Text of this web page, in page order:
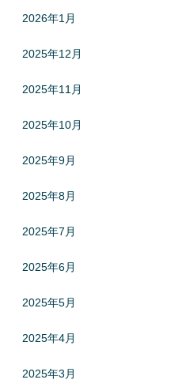
2026年1月
2025年12月
2025年11月
2025年10月
2025年9月
2025年8月
2025年7月
2025年6月
2025年5月
2025年4月
2025年3月